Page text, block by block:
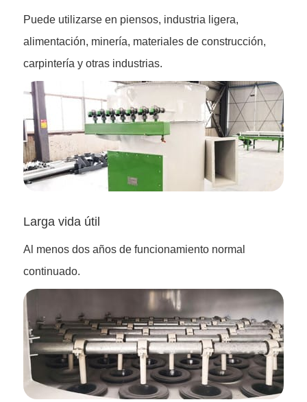
Puede utilizarse en piensos, industria ligera,
alimentación, minería, materiales de construcción,
carpintería y otras industrias.
Larga vida útil
Al menos dos años de funcionamiento normal
continuado.